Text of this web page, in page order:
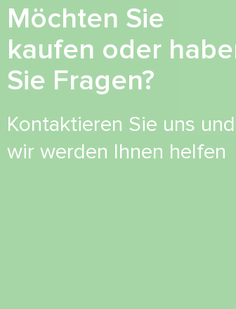
Möchten Sie
kaufen oder
Sie Fragen?
Kontaktieren Sie uns und
wir werden Ihnen helfen